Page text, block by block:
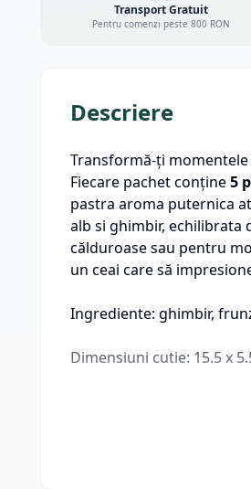
Transport Gratuit
Pentru comenzi peste 800 RON
Descriere
Transformă‑ți
Fiecare pachet conține5
pastra aroma puternica
alb si ghimbir, echilibrata
călduroase sau pentru
un ceai care să
Ingrediente: ghimbir,
Dimensiuni cutie: 15.5 x